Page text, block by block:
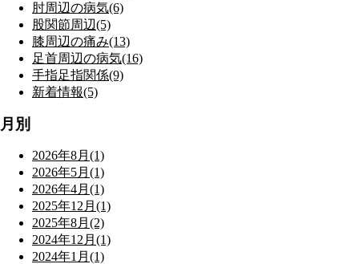
肘周辺の病気(6)
股関節周辺(5)
膝周辺の痛み(13)
足首周辺の病気(16)
手指足指関係(9)
新着情報(5)
月別
2026年8月(1)
2026年5月(1)
2026年4月(1)
2025年12月(1)
2025年8月(2)
2024年12月(1)
2024年1月(1)